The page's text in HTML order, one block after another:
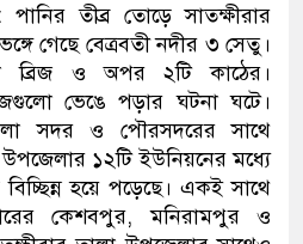
তীব্র তোড়ে সাতক্ষীরার
গেছে বেত্রবতী নদীর ৩ সেতু।
ব্রিজ ও অপর ২টি কাঠের।
ভেঙে পড়ার ঘটনা ঘটে।
সদর ও পৌরসদরের সাথে
১২টি ইউনিয়নের মধ্যে
হয়ে পড়েছে। একই সাথে
কেশবপুর, মনিরামপুর ও